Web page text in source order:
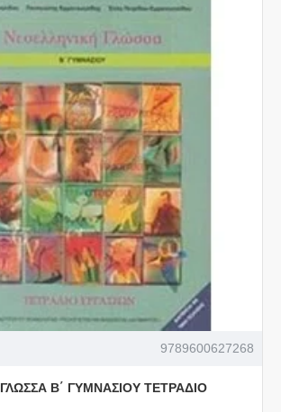
9789600627268
Β΄ ΓΥΜΝΑΣΙΟΥ ΤΕΤΡΑΔΙΟ